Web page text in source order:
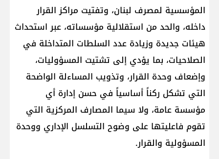
‏المؤسسية لمصرف لبنان، وتفتيت مراكز القرار
داخله، والحد من استقلالية مؤسساته، عبر استحداث
هيئات جديدة ‏وزيادة عدد السلطات المتداخلة في
الصلاحيات، بما يؤدي إلى تشتيت المسؤوليات،
وإضعاف وحدة القرار، وتذويب ‏المساءلة الواضحة
التي تشكل ركناً أساسياً في حسن إدارة أي
مؤسسة عامة، ولا سيما المصارف المركزية التي
تقوم ‏فاعليتها على وضوح التسلسل الإداري ووحدة
المسؤولية والقرار.‏